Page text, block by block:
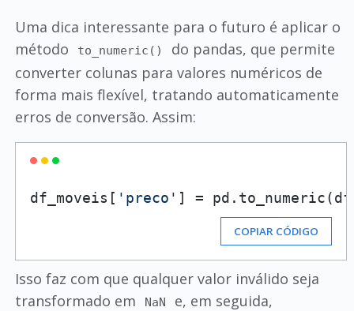
Uma dica interessante para o futuro é aplicar o
método
to_numeric()
do pandas, que permite
converter colunas para valores numéricos de
forma mais flexível, tratando automaticamente
erros de conversão. Assim:
df_moveis[ 'preco' ] =
COPIAR CÓDIGO
Isso faz com que qualquer valor inválido seja
transformado em
NaN
e, em seguida,